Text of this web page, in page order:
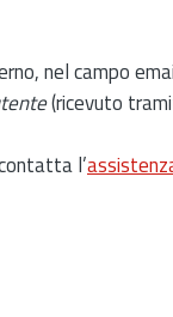
nel campo
(ricevuto
l’